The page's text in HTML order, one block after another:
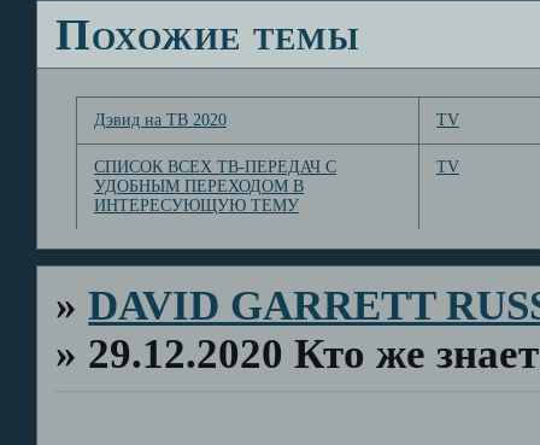
Похожие темы
Дэвид на ТВ 2020 TV
СПИСОК ВСЕХ ТВ-ПЕРЕДАЧ С
УДОБНЫМ ПЕРЕХОДОМ В
ИНТЕРЕСУЮЩУЮ ТЕМУ
TV
»DAVID GARRETT
» 29.12.2020 Кто же